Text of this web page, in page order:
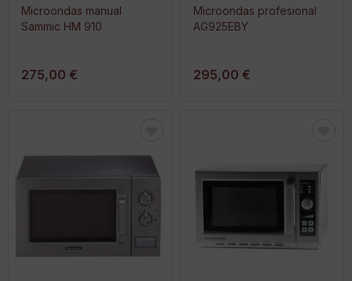
Microondas manual
Sammic HM 910
275,00 €
Microondas profesional
AG925EBY
295,00 €